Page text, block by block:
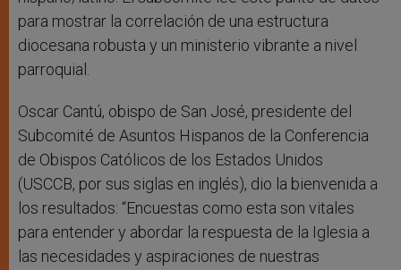
para mostrar la correlación de una estructura
diocesana robusta y un ministerio vibrante a nivel
parroquial.
Oscar Cantú, obispo de San José, presidente del
Subcomité de Asuntos Hispanos de la Conferencia
de Obispos Católicos de los Estados Unidos
(USCCB, por sus siglas en inglés), dio la bienvenida a
los resultados: “Encuestas como esta son vitales
para entender y abordar la respuesta de la Iglesia a
las necesidades y aspiraciones de nuestras